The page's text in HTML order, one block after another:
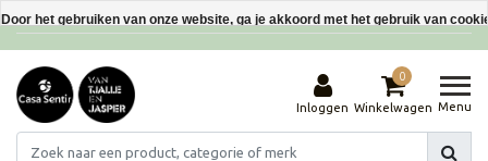
Interieurdecoraties van gerecyclede materialen
Inloggen
0
Winkelwagen Menu
Door het gebruiken van onze website, ga je akkoord met het gebruik van